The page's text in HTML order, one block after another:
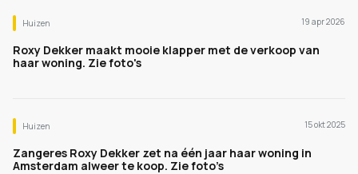
Huizen 19 apr 2026
Roxy Dekker maakt mooie klapper met de verkoop van
haar woning. Zie foto's
Huizen 15 okt 2025
Zangeres Roxy Dekker zet na één jaar haar woning in
Amsterdam alweer te koop. Zie foto’s